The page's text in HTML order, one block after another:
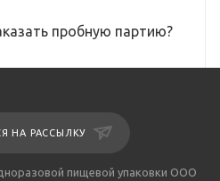
пробную партию?
НА РАССЫЛКУ
пищевой упаковки ООО